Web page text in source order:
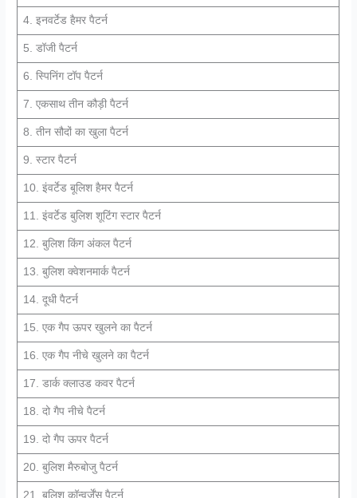
4. इनवर्टेड हैमर पैटर्न
5. डॉजी पैटर्न
6. स्पिनिंग टॉप पैटर्न
7. एकसाथ तीन कौड़ी पैटर्न
8. तीन सौदों का खुला पैटर्न
9. स्टार पैटर्न
10. इंवर्टेड बूलिश हैमर पैटर्न
11. इंवर्टेड बुलिश शूटिंग स्टार पैटर्न
12. बुलिश किंग अंकल पैटर्न
13. बुलिश क्वेशनमार्क पैटर्न
14. दूधी पैटर्न
15. एक गैप ऊपर खुलने का पैटर्न
16. एक गैप नीचे खुलने का पैटर्न
17. डार्क क्लाउड कवर पैटर्न
18. दो गैप नीचे पैटर्न
19. दो गैप ऊपर पैटर्न
20. बुलिश मैरुबोजु पैटर्न
21. बुलिश कॉन्वर्जेंस पैटर्न